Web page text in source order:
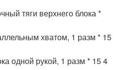
тяги верхнего блока *
хватом, 1 разм * 15
одной рукой, 1 разм * 15 4